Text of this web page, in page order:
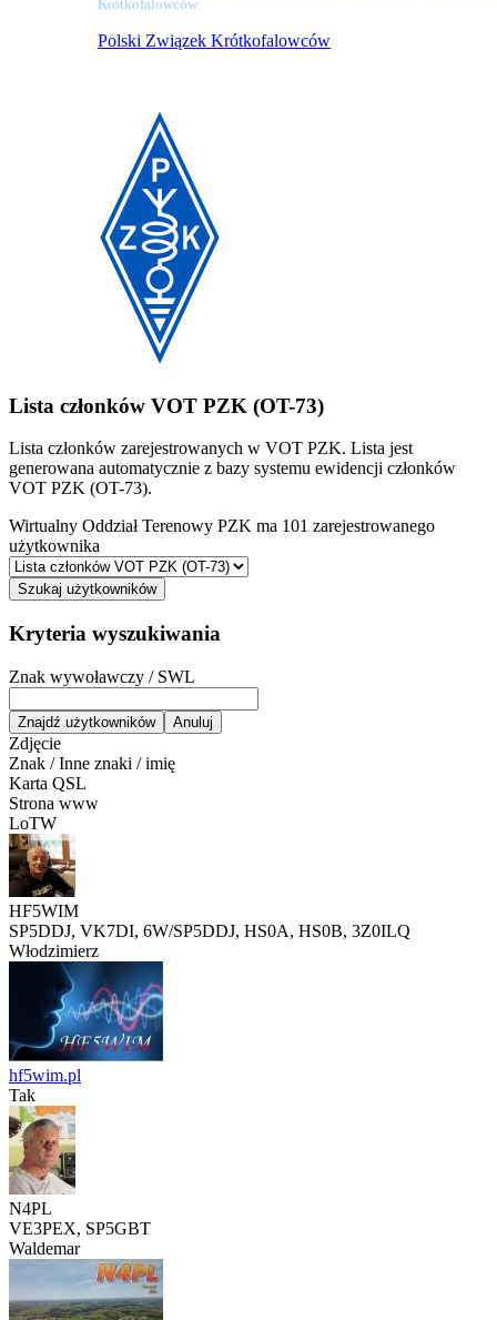
Krótkofalowców:
Polski Związek Krótkofalowców
Lista członków VOT PZK (OT-73)
Lista członków zarejestrowanych w VOT PZK. Lista jest
generowana automatycznie z bazy systemu ewidencji członków
VOT PZK (OT-73).
Wirtualny Oddział Terenowy PZK ma 101 zarejestrowanego
użytkownika
Szukaj użytkowników
Kryteria wyszukiwania
Znak wywoławczy / SWL
Zdjęcie
Znak / Inne znaki / imię
Karta QSL
Strona www
LoTW
HF5WIM
SP5DDJ, VK7DI, 6W/SP5DDJ, HS0A, HS0B, 3Z0ILQ
Włodzimierz
hf5wim.pl
Tak
N4PL
VE3PEX, SP5GBT
Waldemar